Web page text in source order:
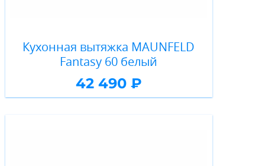
Кухонная вытяжка MAUNFELD
Fantasy 60 белый
42 490 ₽